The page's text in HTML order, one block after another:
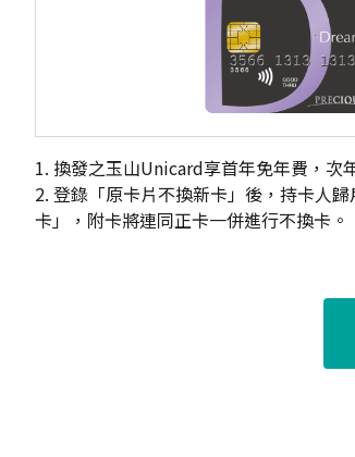
1. 換發之玉山Unicard享首年免年費，次
2. 登錄「原卡片不換新卡」後，持卡人
卡」，附卡將連同正卡一併進行不換卡。